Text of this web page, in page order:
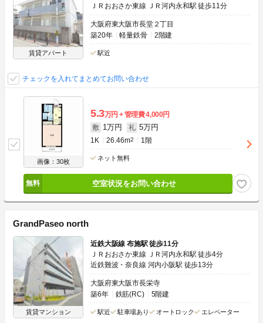
賃貸アパート
ＪＲおおさか東線 ＪＲ河内永和駅 徒歩11分
大阪府東大阪市長堂２丁目
築20年
軽量鉄骨 2階建
駅近
チェックを入れてまとめてお問い合わせ
画像：30枚
5.3万円 管理費4,000円
敷 1万円 礼 5万円
1K 26.46m2 1階
ネット無料
空室状況をお問い合わせ
GrandPaseo north
賃貸マンション
近鉄大阪線 布施駅 徒歩11分
ＪＲおおさか東線 ＪＲ河内永和駅 徒歩4分
近鉄難波・奈良線 河内小阪駅 徒歩13分
大阪府東大阪市長栄寺
築6年
鉄筋(RC) 5階建
駅近 駐車場あり オートロック エレベーター